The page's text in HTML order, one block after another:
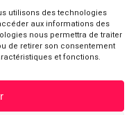
utilisons des technologies
aux informations des
nous permettra de traiter
de retirer son consentement
et fonctions.